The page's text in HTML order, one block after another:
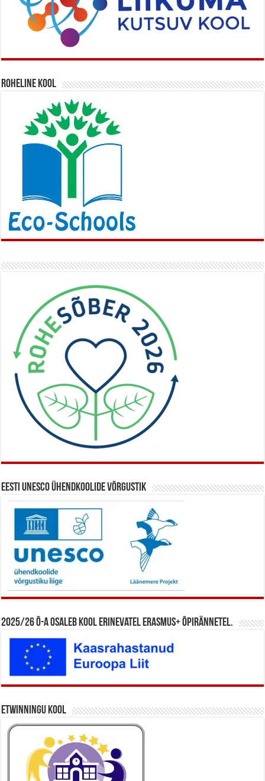
Roheline kool
Eesti UNESCO ühendkoolide võrgustik
2025/26 õ-a osaleb kool erinevatel Erasmus+ õpirännetel.
eTwinningu kool